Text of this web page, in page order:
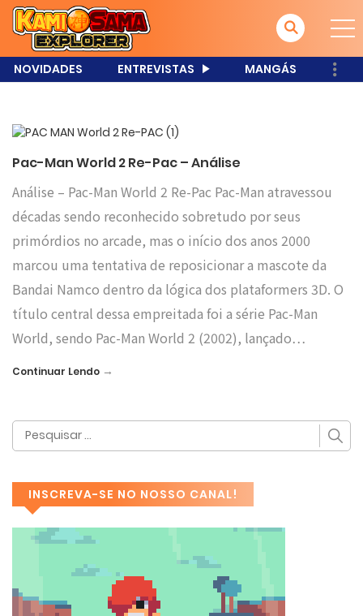
NOVIDADES ENTREVISTAS MANGÁS
Pac-Man World 2 Re-Pac – Análise
Análise – Pac-Man World 2 Re-Pac Pac-Man atravessou
décadas sendo reconhecido sobretudo por seus
primórdios no arcade, mas o início dos anos 2000
marcou uma tentativa de reposicionar a mascote da
Bandai Namco dentro da lógica dos plataformers 3D. O
título central dessa empreitada foi a série Pac-Man
World, sendo Pac-Man World 2 (2002), lançado…
Continuar Lendo →
INSCREVA-SE NO NOSSO CANAL!